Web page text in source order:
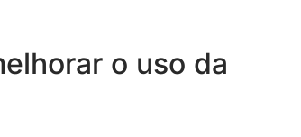
o uso da